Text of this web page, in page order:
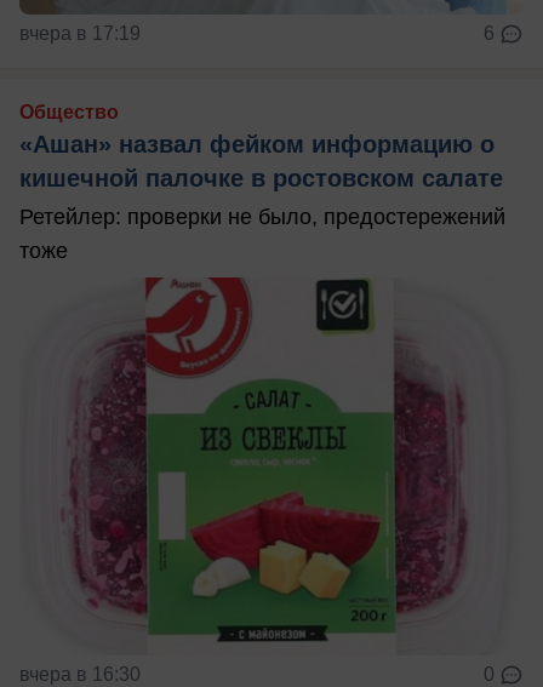
вчера в 17:19 6
Общество
«Ашан» назвал фейком информацию о
кишечной палочке в ростовском салате
Ретейлер: проверки не было, предостережений
тоже
вчера в 16:30 0